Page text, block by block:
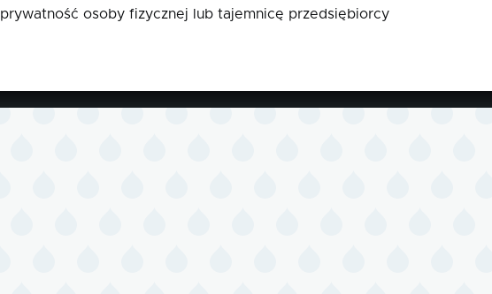
prywatność osoby fizycznej lub tajemnicę przedsiębiorcy